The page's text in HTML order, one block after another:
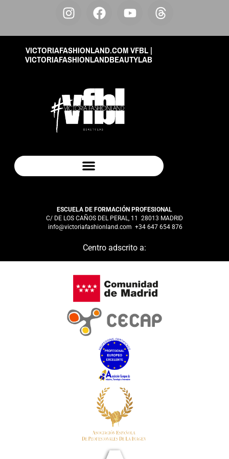
VICTORIAFASHIONLAND.COM VFBL |
VICTORIAFASHIONLANDBEAUTYLAB
ESCUELA DE FORMACIÓN PROFESIONAL
C/ DE LOS CAÑOS DEL PERAL, 11 28013 MADRID
info@victoriafashionland.com +34 647 654 876
Centro adscrito a: